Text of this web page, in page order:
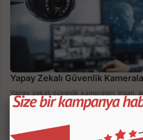
Yapay Zekalı Güvenlik
Yapay zekalı güvenlik kameraları; insan,
ayrımıyla daha az yanlış uyarı sunar. Ev
modeli, fiyatı karşılaştırın.